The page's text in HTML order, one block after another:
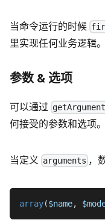
当命令运行的时候
里实现任何业务逻辑。
参数 & 选项
可以通过
何接受的参数和选项
当定义 arguments ，
array($name,